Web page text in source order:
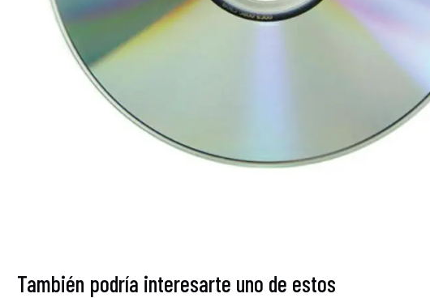
También podría interesarte uno de estos